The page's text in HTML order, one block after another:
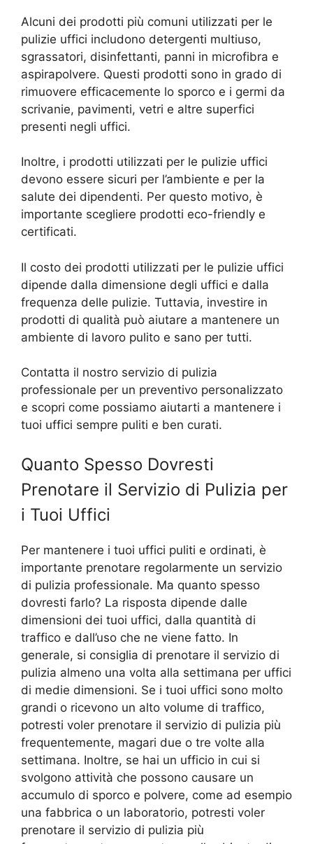
Alcuni dei prodotti più comuni utilizzati per le
pulizie uffici includono detergenti multiuso,
sgrassatori, disinfettanti, panni in microfibra e
aspirapolvere. Questi prodotti sono in grado di
rimuovere efficacemente lo sporco e i germi da
scrivanie, pavimenti, vetri e altre superfici
presenti negli uffici.
Inoltre, i prodotti utilizzati per le pulizie uffici
devono essere sicuri per l’ambiente e per la
salute dei dipendenti. Per questo motivo, è
importante scegliere prodotti eco-friendly e
certificati.
Il costo dei prodotti utilizzati per le pulizie uffici
dipende dalla dimensione degli uffici e dalla
frequenza delle pulizie. Tuttavia, investire in
prodotti di qualità può aiutare a mantenere un
ambiente di lavoro pulito e sano per tutti.
Contatta il nostro servizio di pulizia
professionale per un preventivo personalizzato
e scopri come possiamo aiutarti a mantenere i
tuoi uffici sempre puliti e ben curati.
Quanto Spesso Dovresti
Prenotare il Servizio di Pulizia per
i Tuoi Uffici
Per mantenere i tuoi uffici puliti e ordinati, è
importante prenotare regolarmente un servizio
di pulizia professionale. Ma quanto spesso
dovresti farlo? La risposta dipende dalle
dimensioni dei tuoi uffici, dalla quantità di
traffico e dall’uso che ne viene fatto. In
generale, si consiglia di prenotare il servizio di
pulizia almeno una volta alla settimana per uffici
di medie dimensioni. Se i tuoi uffici sono molto
grandi o ricevono un alto volume di traffico,
potresti voler prenotare il servizio di pulizia più
frequentemente, magari due o tre volte alla
settimana. Inoltre, se hai un ufficio in cui si
svolgono attività che possono causare un
accumulo di sporco e polvere, come ad esempio
una fabbrica o un laboratorio, potresti voler
prenotare il servizio di pulizia più